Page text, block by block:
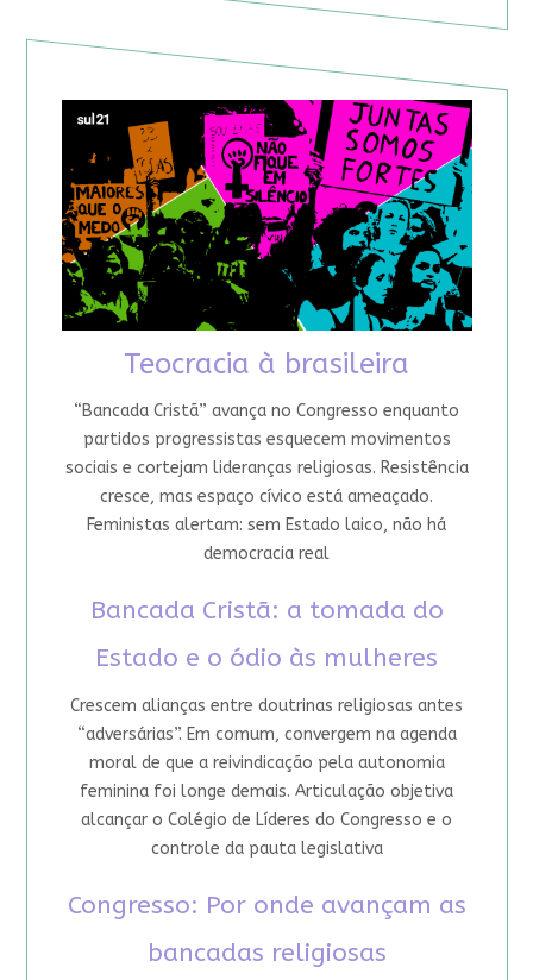
Teocracia à brasileira
“Bancada Cristã” avança no Congresso enquanto
partidos progressistas esquecem movimentos
sociais e cortejam lideranças religiosas. Resistência
cresce, mas espaço cívico está ameaçado.
Feministas alertam: sem Estado laico, não há
democracia real
Bancada Cristã: a tomada do
Estado e o ódio às mulheres
Crescem alianças entre doutrinas religiosas antes
“adversárias”. Em comum, convergem na agenda
moral de que a reivindicação pela autonomia
feminina foi longe demais. Articulação objetiva
alcançar o Colégio de Líderes do Congresso e o
controle da pauta legislativa
Congresso: Por onde avançam as
bancadas religiosas